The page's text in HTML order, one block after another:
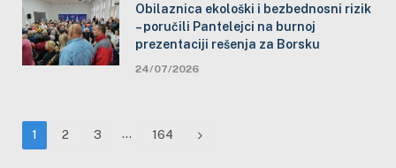
Obilaznica ekološki i bezbednosni rizik
– poručili Pantelejci na burnoj
prezentaciji rešenja za Borsku
24/07/2026
1 2 3 … 164 Next